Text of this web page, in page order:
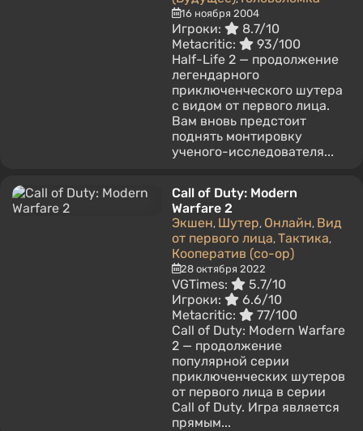
16 ноября 2004
Игроки:
8.7/10
Metacritic:
93/100
Half-Life 2 — продолжение
легендарного
приключенческого шутера
с видом от первого лица.
Вам вновь предстоит
поднять монтировку
ученого-исследователя...
Call of Duty: Modern
Warfare 2
Экшен, Шутер, Онлайн, Вид
от первого лица, Тактика,
Кооператив (co-op)
28 октября 2022
VGTimes:
5.7/10
Игроки:
6.6/10
Metacritic:
77/100
Call of Duty: Modern Warfare
2 — продолжение
популярной серии
приключенческих шутеров
от первого лица в серии
Call of Duty. Игра является
прямым...